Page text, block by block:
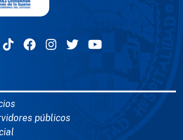
públicos